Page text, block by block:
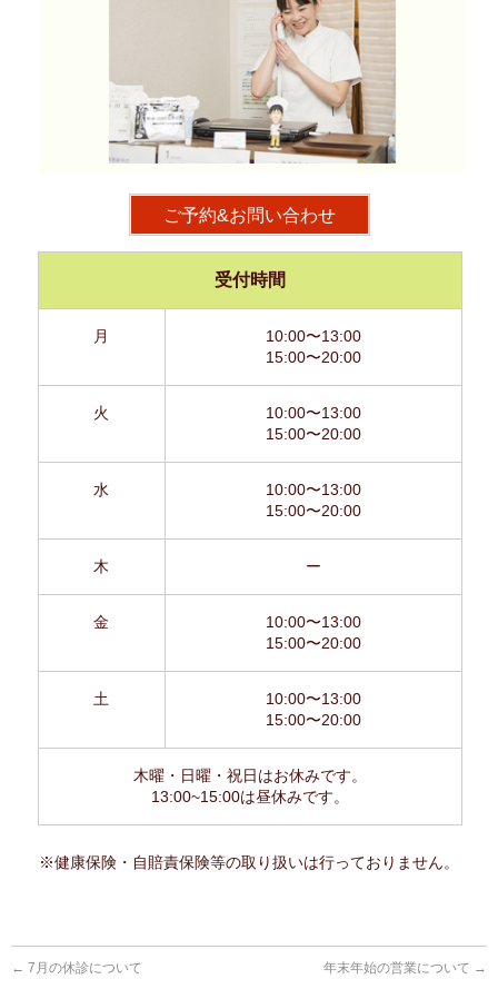
ご予約&お問い合わせ
受付時間
月
10:00〜13:00
15:00〜20:00
火
10:00〜13:00
15:00〜20:00
水
10:00〜13:00
15:00〜20:00
木 ー
金
10:00〜13:00
15:00〜20:00
土
10:00〜13:00
15:00〜20:00
木曜・日曜・祝日はお休みです。
13:00~15:00は昼休みです。
※健康保険・自賠責保険等の取り扱いは行っておりません。
← 7月の休診について 年末年始の営業について →